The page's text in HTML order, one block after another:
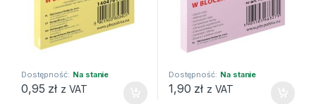
Dostępność: Na stanie
0,95 zł z VAT
Dostępność: Na stanie
1,90 zł z VAT